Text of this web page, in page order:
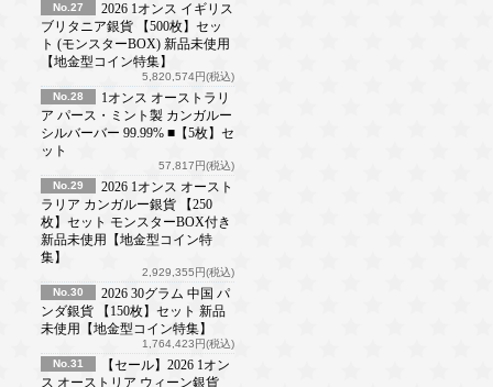
No.27
2026 1オンス イギリス
ブリタニア銀貨 【500枚】セッ
ト (モンスターBOX) 新品未使用
【地金型コイン特集】
5,820,574円(税込)
No.28
1オンス オーストラリ
ア パース・ミント製 カンガルー
シルバーバー 99.99% ■【5枚】セ
ット
57,817円(税込)
No.29
2026 1オンス オースト
ラリア カンガルー銀貨 【250
枚】セット モンスターBOX付き
新品未使用【地金型コイン特
集】
2,929,355円(税込)
No.30
2026 30グラム 中国 パ
ンダ銀貨 【150枚】セット 新品
未使用【地金型コイン特集】
1,764,423円(税込)
No.31
【セール】2026 1オン
ス オーストリア ウィーン銀貨